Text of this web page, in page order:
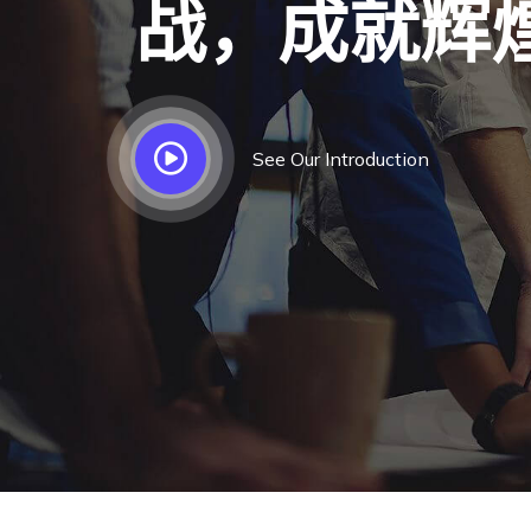
战，成就辉
See Our Introduction